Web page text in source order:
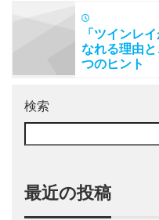
「ツインレ
なれる理由
つのヒント
検索
最近の投稿